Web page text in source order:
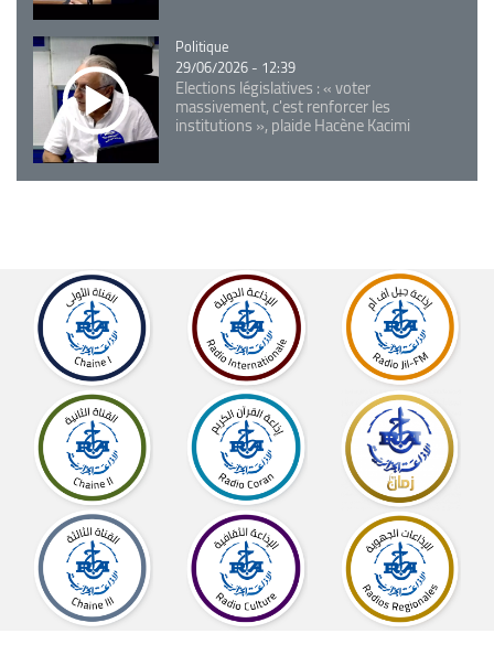
Catégorie
Politique
29/06/2026 - 12:39
Elections législatives : « voter
massivement, c'est renforcer les
institutions », plaide Hacène Kacimi